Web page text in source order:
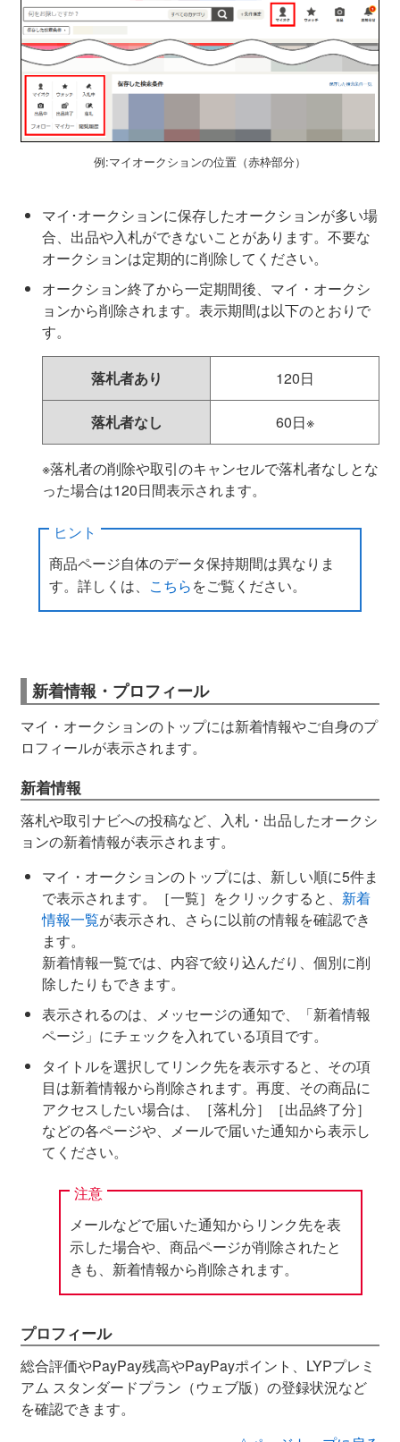
例:マイオークションの位置（赤枠部分）
マイ･オークションに保存したオークションが多い場
合、出品や入札ができないことがあります。不要な
オークションは定期的に削除してください。
オークション終了から一定期間後、マイ・オークシ
ョンから削除されます。表示期間は以下のとおりで
す。
落札者あり 120日
落札者なし 60日※
※落札者の削除や取引のキャンセルで落札者なしとな
った場合は120日間表示されます。
ヒント
商品ページ自体のデータ保持期間は異なりま
す。詳しくは、 こちらをご覧ください。
新着情報・プロフィール
マイ・オークションのトップには新着情報やご自身のプ
ロフィールが表示されます。
新着情報
落札や取引ナビへの投稿など、入札・出品したオークシ
ョンの新着情報が表示されます。
マイ・オークションのトップには、新しい順に5件ま
で表示されます。［一覧］をクリックすると、 新着
情報一覧が表示され、さらに以前の情報を確認でき
ます。
新着情報一覧では、内容で絞り込んだり、個別に削
除したりもできます。
表示されるのは、メッセージの通知で、「新着情報
ページ」にチェックを入れている項目です。
タイトルを選択してリンク先を表示すると、その項
目は新着情報から削除されます。再度、その商品に
アクセスしたい場合は、［落札分］［出品終了分］
などの各ページや、メールで届いた通知から表示し
てください。
注意
メールなどで届いた通知からリンク先を表
示した場合や、商品ページが削除されたと
きも、新着情報から削除されます。
プロフィール
総合評価やPayPay残高やPayPayポイント、LYPプレミ
アム スタンダードプラン（ウェブ版）の登録状況など
を確認できます。